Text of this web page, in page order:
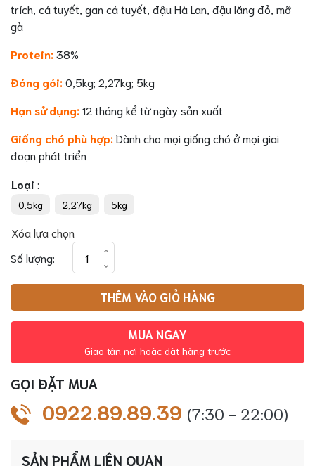
trích, cá tuyết, gan cá tuyết, đậu Hà Lan, đậu lăng đỏ, mỡ
gà
Protein:38%
Đóng gói:0,5kg; 2,27kg; 5kg
Hạn sử dụng:12 tháng kể từ ngày sản xuất
Giống chó phù hợp:Dành cho mọi giống chó ở mọi giai
đoạn phát triển
Loại :
0,5kg 2,27kg 5kg
Xóa lựa chọn
Số lượng:
chó
số
lượng
THÊM VÀO GIỎ HÀNG
MUA NGAY
Giao tận nơi hoặc đặt hàng trước
GỌI ĐẶT MUA
0922.89.89.39 (7:30 - 22:00)
SẢN PHẨM LIÊN QUAN